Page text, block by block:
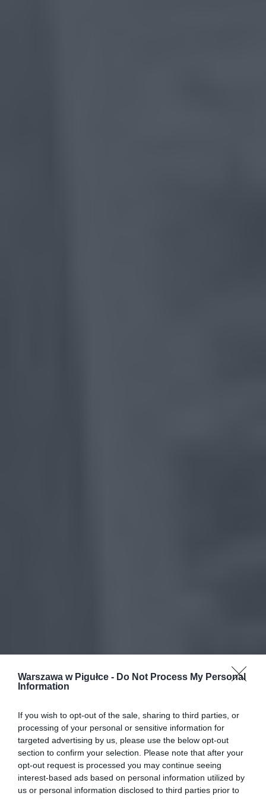
Warszawa w Pigułce - Do Not Process My Personal
Information
If you wish to opt-out of the sale, sharing to third parties, or
processing of your personal or sensitive information for
targeted advertising by us, please use the below opt-out
section to confirm your selection. Please note that after your
opt-out request is processed you may continue seeing
interest-based ads based on personal information utilized by
us or personal information disclosed to third parties prior to